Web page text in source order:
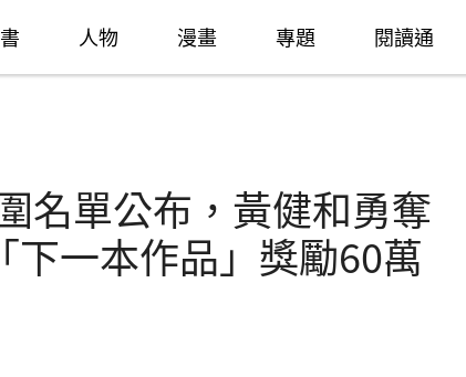
人物 漫畫 專題 閱讀通
名單公布，黃健和勇奪
一本作品」獎勵60萬